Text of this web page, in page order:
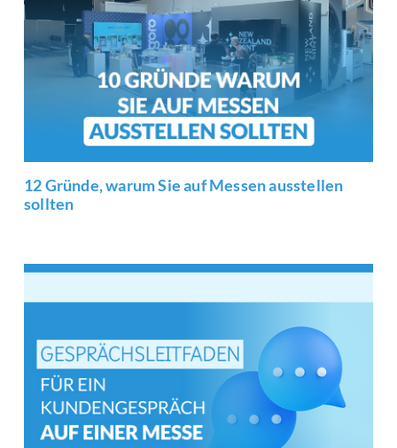
12 Gründe, warum Sie auf Messen ausstellen
sollten